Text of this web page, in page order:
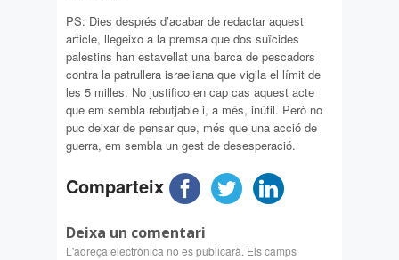
PS: Dies després d’acabar de redactar aquest
article, llegeixo a la premsa que dos suïcides
palestins han estavellat una barca de pescadors
contra la patrullera israeliana que vigila el límit de
les 5 milles. No justifico en cap cas aquest acte
que em sembla rebutjable i, a més, inútil. Però no
puc deixar de pensar que, més que una acció de
guerra, em sembla un gest de desesperació.
Comparteix
Deixa un comentari
L'adreça electrònica no es publicarà. Els camps